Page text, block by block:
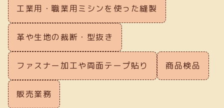
工業用・職業用ミシンを使った縫製
革や生地の裁断・型抜き
ファスナー加工や両面テープ貼り 商品検品
販売業務